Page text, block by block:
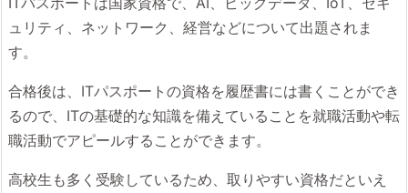
ュリティ、ネットワーク、経営などについて出題されま
す。
合格後は、ITパスポートの資格を履歴書には書くことができ
るので、ITの基礎的な知識を備えていることを就職活動や転
職活動でアピールすることができます。
高校生も多く受験しているため、取りやすい資格だといえ